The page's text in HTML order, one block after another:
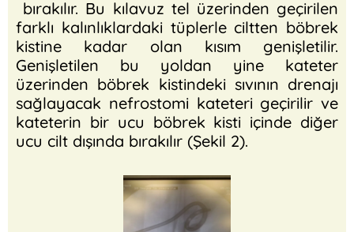
bırakılır. Bu kılavuz tel üzerinden geçirilen
farklı kalınlıklardaki tüplerle ciltten böbrek
kistine kadar olan kısım genişletilir.
Genişletilen bu yoldan yine kateter
üzerinden böbrek kistindeki sıvının drenajı
sağlayacak nefrostomi kateteri geçirilir ve
kateterin bir ucu böbrek kisti içinde diğer
ucu cilt dışında bırakılır (Şekil 2).